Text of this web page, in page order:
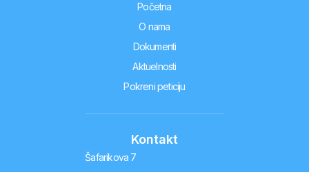
Početna
O nama
Dokumenti
Aktuelnosti
Pokreni peticiju
Kontakt
Šafarikova 7